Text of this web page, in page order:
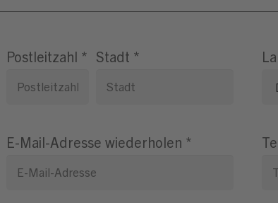
Postleitzahl * Stadt *
E-Mail-Adresse wiederholen *